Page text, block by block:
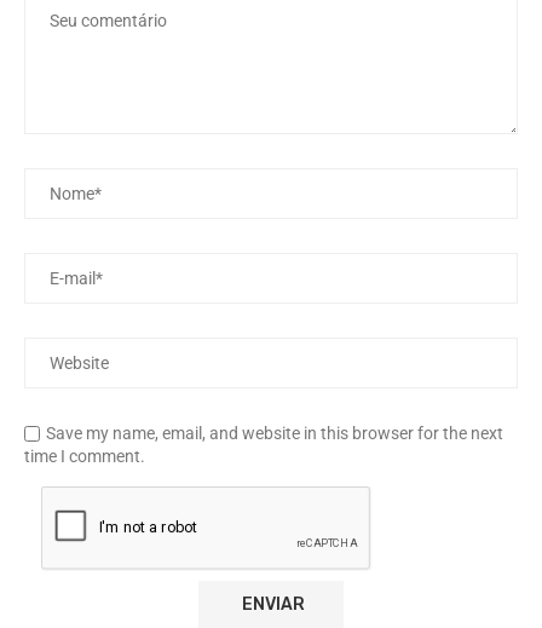
Save my name, email, and website in this browser for the next
time I comment.